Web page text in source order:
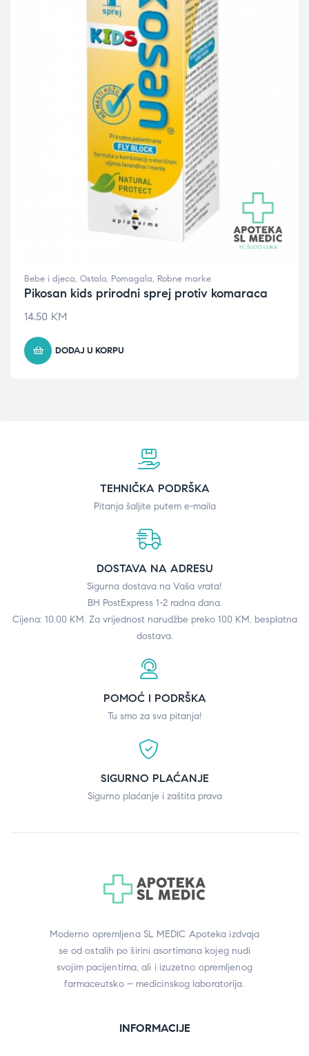
Bebe i djeca, Ostalo, Pomagala, Robne marke
Pikosan kids prirodni sprej protiv komaraca
14.50 KM
DODAJ U KORPU
TEHNIČKA PODRŠKA
Pitanja šaljite putem e-maila
DOSTAVA NA ADRESU
Sigurna dostava na Vaša vrata!
BH PostExpress 1-2 radna dana.
Cijena: 10.00 KM. Za vrijednost narudžbe preko 100 KM, besplatna
dostava.
POMOĆ I PODRŠKA
Tu smo za sva pitanja!
SIGURNO PLAĆANJE
Sigurno plaćanje i zaštita prava
Moderno opremljena SL MEDIC Apoteka izdvaja
se od ostalih po širini asortimana kojeg nudi
svojim pacijentima, ali i izuzetno opremljenog
farmaceutsko – medicinskog laboratorija.
INFORMACIJE